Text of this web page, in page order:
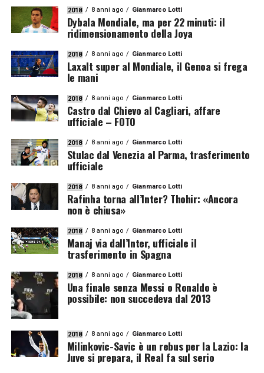
2018 8 anni ago Gianmarco Lotti
Dybala Mondiale, ma per 22 minuti: il
ridimensionamento della Joya
2018 8 anni ago Gianmarco Lotti
Laxalt super al Mondiale, il Genoa si frega
le mani
2018 8 anni ago Gianmarco Lotti
Castro dal Chievo al Cagliari, affare
ufficiale – FOTO
2018 8 anni ago Gianmarco Lotti
Stulac dal Venezia al Parma, trasferimento
ufficiale
2018 8 anni ago Gianmarco Lotti
Rafinha torna all’Inter? Thohir: «Ancora
non è chiusa»
2018 8 anni ago Gianmarco Lotti
Manaj via dall’Inter, ufficiale il
trasferimento in Spagna
2018 8 anni ago Gianmarco Lotti
Una finale senza Messi o Ronaldo è
possibile: non succedeva dal 2013
2018 8 anni ago Gianmarco Lotti
Milinkovic-Savic è un rebus per la Lazio: la
Juve si prepara, il Real fa sul serio